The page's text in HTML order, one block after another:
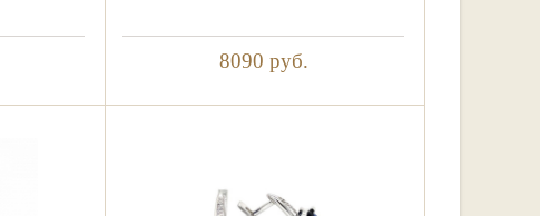
8090 руб.